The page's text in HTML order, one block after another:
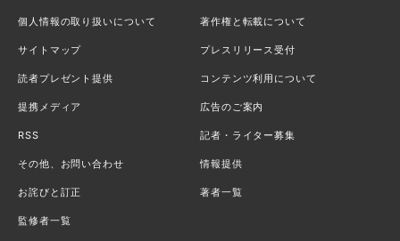
個人情報の取り扱いについて 著作権と転載について
サイトマップ プレスリリース受付
読者プレゼント提供 コンテンツ利用について
提携メディア 広告のご案内
RSS 記者・ライター募集
その他、お問い合わせ 情報提供
お詫びと訂正 著者一覧
監修者一覧